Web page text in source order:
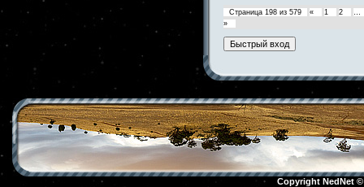
Страница 198 из 579 « 1 2
…
»
Copyright NedNet